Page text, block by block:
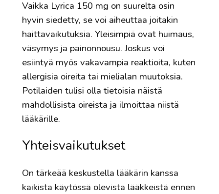
Vaikka Lyrica 150 mg on suurelta osin
hyvin siedetty, se voi aiheuttaa joitakin
haittavaikutuksia. Yleisimpiä ovat huimaus,
väsymys ja painonnousu. Joskus voi
esiintyä myös vakavampia reaktioita, kuten
allergisia oireita tai mielialan muutoksia.
Potilaiden tulisi olla tietoisia näistä
mahdollisista oireista ja ilmoittaa niistä
lääkärille.
Yhteisvaikutukset
On tärkeää keskustella lääkärin kanssa
kaikista käytössä olevista lääkkeistä ennen